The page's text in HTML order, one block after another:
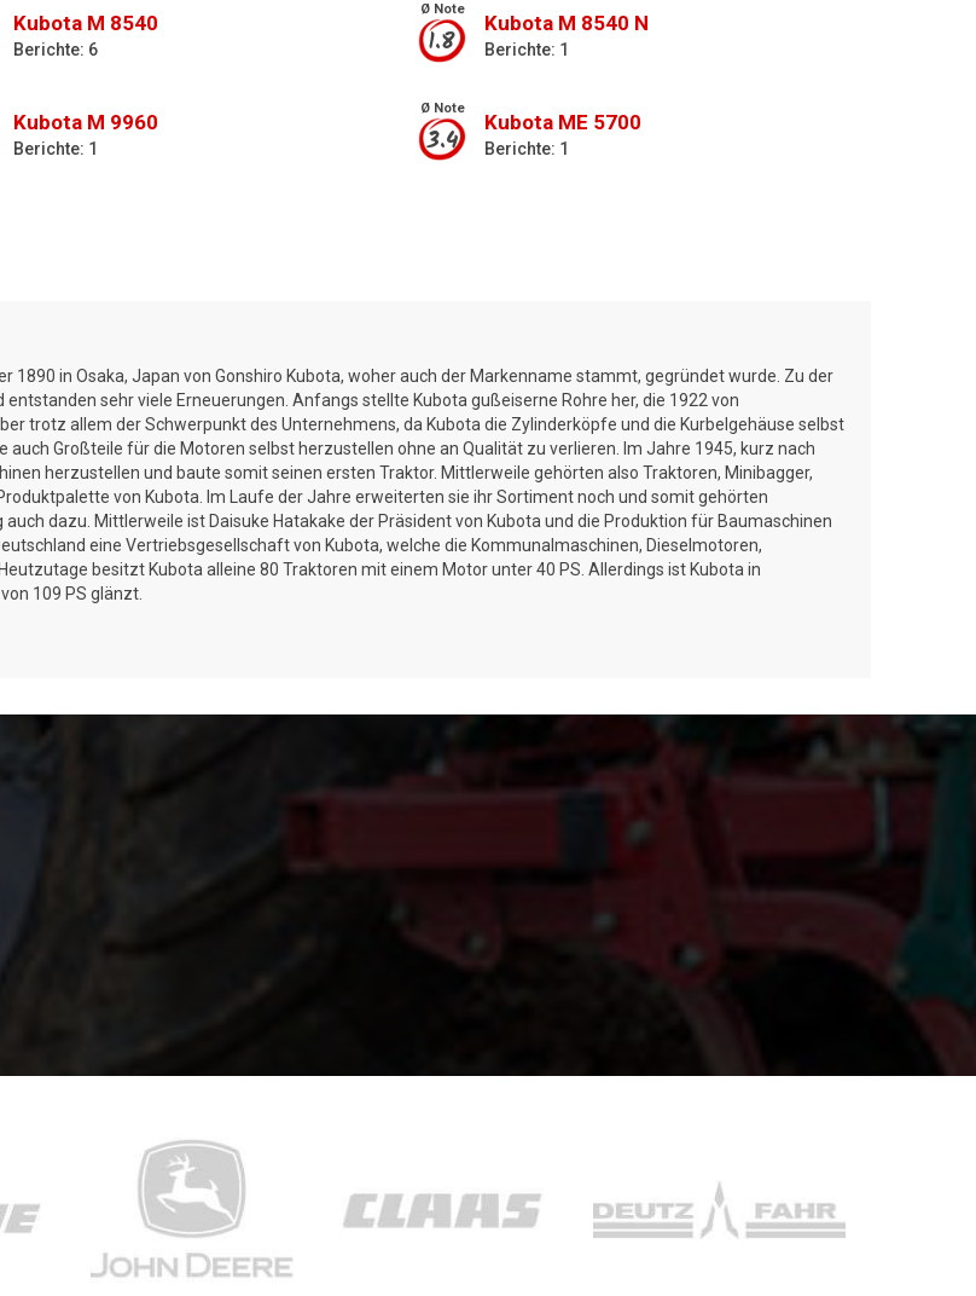
Kubota M 8540
Berichte: 6
Ø Note
1.8
Kubota M 8540 N
Berichte: 1
Kubota M 9960
Berichte: 1
Ø Note
3.4
Kubota ME 5700
Berichte: 1
1890 in Osaka, Japan von Gonshiro Kubota, woher auch der Markenname stammt, gegründet wurde. Zu der
sehr viele Erneuerungen. Anfangs stellte Kubota gußeiserne Rohre her, die 1922 von
trotz allem der Schwerpunkt des Unternehmens, da Kubota die Zylinderköpfe und die Kurbelgehäuse selbst
Großteile für die Motoren selbst herzustellen ohne an Qualität zu verlieren. Im Jahre 1945, kurz nach
herzustellen und baute somit seinen ersten Traktor. Mittlerweile gehörten also Traktoren, Minibagger,
von Kubota. Im Laufe der Jahre erweiterten sie ihr Sortiment noch und somit gehörten
dazu. Mittlerweile ist Daisuke Hatakake der Präsident von Kubota und die Produktion für Baumaschinen
eine Vertriebsgesellschaft von Kubota, welche die Kommunalmaschinen, Dieselmotoren,
besitzt Kubota alleine 80 Traktoren mit einem Motor unter 40 PS. Allerdings ist Kubota in
109 PS glänzt.